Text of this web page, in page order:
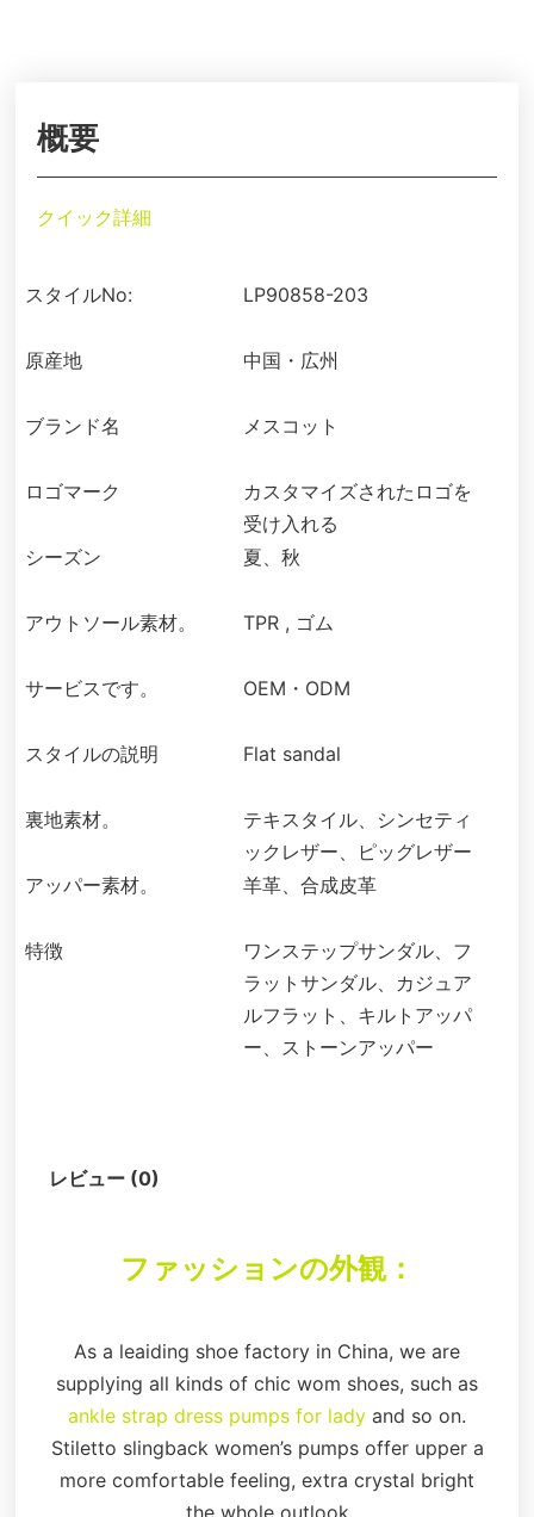
概要
クイック詳細
スタイルNo: LP90858-203
原産地 中国・広州
ブランド名 メスコット
ロゴマーク
カスタマイズされたロゴを
受け入れる
シーズン
夏、秋
アウトソール素材。 TPR , ゴム
サービスです。 OEM・ODM
スタイルの説明 Flat sandal
裏地素材。
テキスタイル、シンセティ
ックレザー、ピッグレザー
アッパー素材。
羊革、合成皮革
特徴
ワンステップサンダル、フ
ラットサンダル、カジュア
ルフラット、キルトアッパ
ー、ストーンアッパー
レビュー (0)
ファッションの外観：
As a leaiding shoe factory in China, we are
supplying all kinds of chic wom shoes, such as
ankle strap dress pumps for lady and so on.
Stiletto slingback women’s pumps offer upper a
more comfortable feeling, extra crystal bright